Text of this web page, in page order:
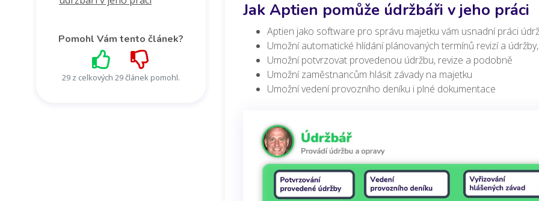
Pomohl Vám tento článek?
29 z celkových 29 článek pomohl.
Jak Aptien pomůže údržbáři v jeho práci
Aptien jako software pro správu majetku vám usnadní práci
Umožní automatické hlídání plánovaných termínů revizí a
Umožní potvrzovat provedenou údržbu, revize a podobně
Umožní zaměstnancům hlásit závady na majetku
Umožní vedení provozního deníku i plné dokumentace